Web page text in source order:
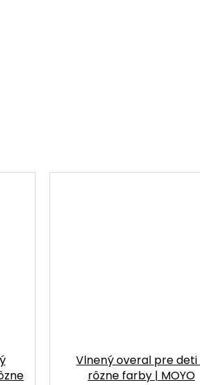
Vlnený overal pre deti
rôzne farby | MOYO